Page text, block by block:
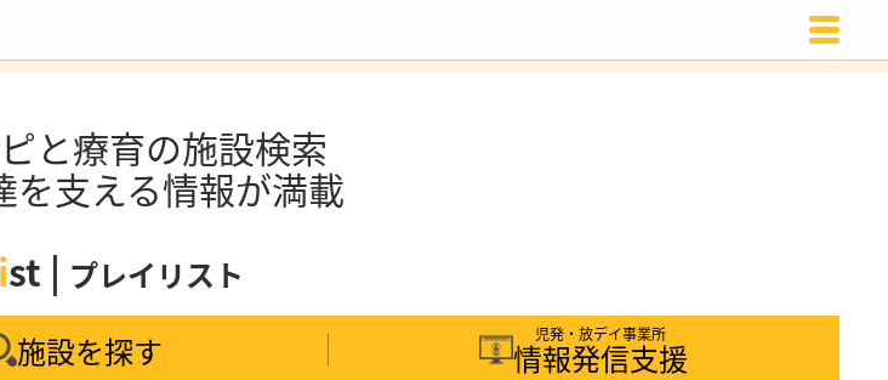
と療育の施設検索
を支える情報が満載
ist | プレイリスト
施設を探す 児発・放デイ事業所
情報発信支援